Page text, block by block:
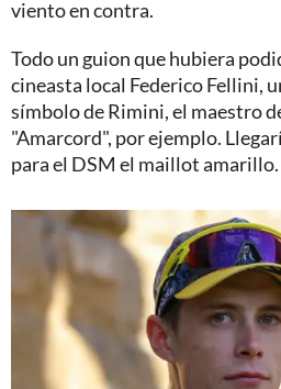
viento en contra.
Todo un guion que hubiera
cineasta local Federico Fellini,
símbolo de Rimini, el maestro
"Amarcord", por ejemplo.
para el DSM el maillot amarillo.